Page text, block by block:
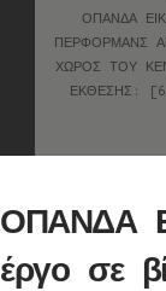
ΟΠΑΝΔΑ
ΠΕΡΦΌΡΜΑΝΣ
ΧΏΡΟΣ ΤΟΥ
ΈΚΘΕΣΗΣ:
ΟΠΑΝΔΑ
έργο σε